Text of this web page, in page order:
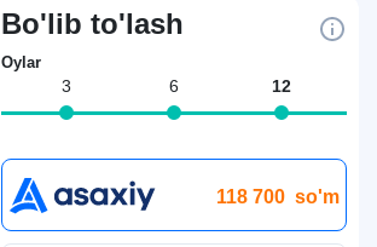
Bo'lib to'lash
Oylar
3 6 12
118 700 so'm